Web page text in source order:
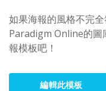
如果海報的風格不完
Paradigm Online的圖
報模板吧！
編輯此模板